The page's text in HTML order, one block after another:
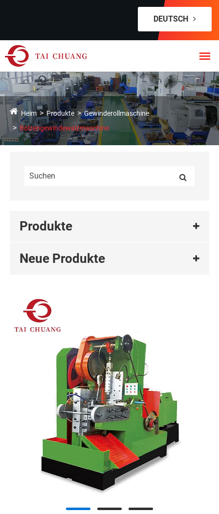
DEUTSCH
Heim Produkte
Gewinderollmaschine
Bolzengewindewalzmaschine
Produkte
Neue Produkte